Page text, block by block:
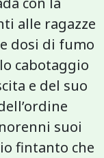
alle ragazze
dosi di fumo
cabotaggio
e del suo
suoi
fintanto che